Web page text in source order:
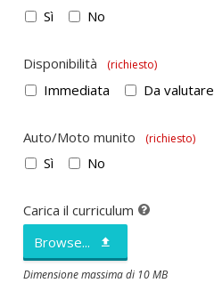
Sì No
Disponibilità (richiesto)
Immediata Da valutare
Auto/Moto munito (richiesto)
Sì No
Carica il curriculum
Browse...
Dimensione massima di 10 MB